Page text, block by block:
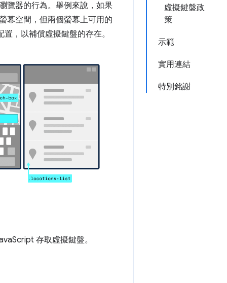
虛擬鍵盤政
策
示範
實用連結
特別銘謝
覽器的行為。舉例來說，如果
幕空間，但兩個螢幕上可用的
，以補償虛擬鍵盤的存在。
存取虛擬鍵盤。